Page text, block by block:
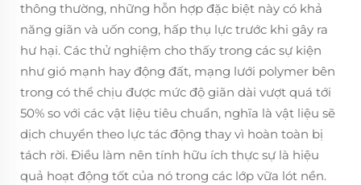
thông thường, những hỗn hợp đặc biệt này có khả
năng giãn và uốn cong, hấp thụ lực trước khi gây ra
hư hại. Các thử nghiệm cho thấy trong các sự kiện
như gió mạnh hay động đất, mạng lưới polymer bên
trong có thể chịu được mức độ giãn dài vượt quá tới
50% so với các vật liệu tiêu chuẩn, nghĩa là vật liệu sẽ
dịch chuyển theo lực tác động thay vì hoàn toàn bị
tách rời. Điều làm nên tính hữu ích thực sự là hiệu
quả hoạt động tốt của nó trong các lớp vữa lót nền.